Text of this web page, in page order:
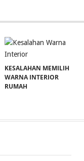
KESALAHAN MEMILIH
WARNA INTERIOR
RUMAH